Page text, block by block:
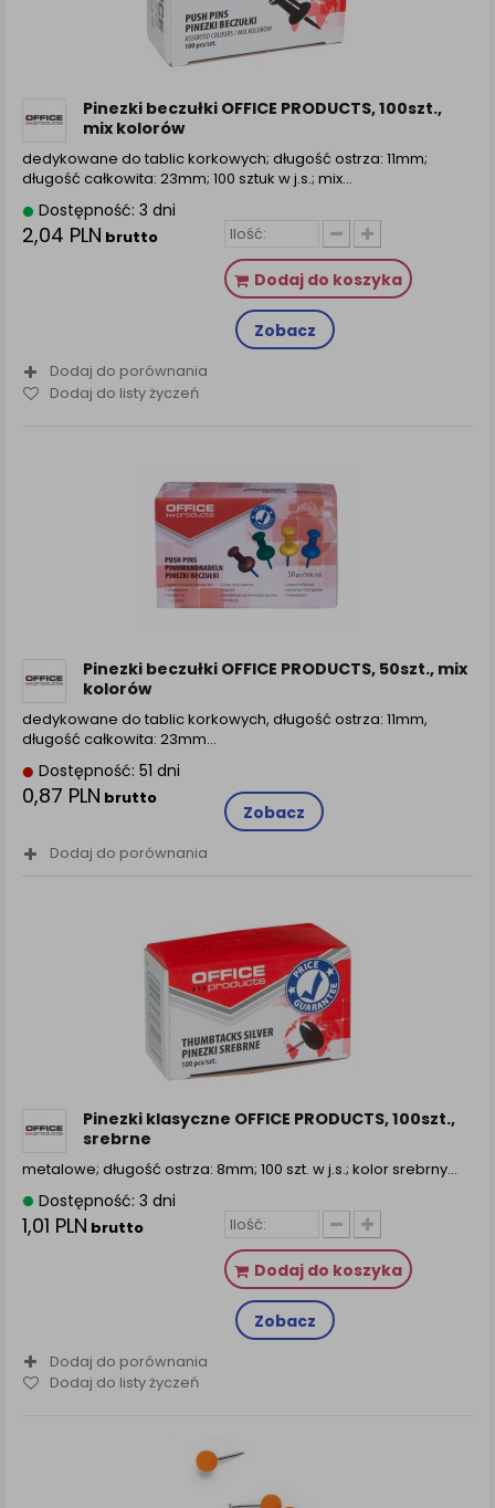
Pinezki beczułki OFFICE PRODUCTS, 100szt.,
mix kolorów
dedykowane do tablic korkowych; długość ostrza: 11mm;
długość całkowita: 23mm; 100 sztuk w j.s.; mix...
Dostępność: 3 dni
2,04 PLN brutto
Dodaj do koszyka
Zobacz
Dodaj do porównania
Dodaj do listy życzeń
Pinezki beczułki OFFICE PRODUCTS, 50szt., mix
kolorów
dedykowane do tablic korkowych, długość ostrza: 11mm,
długość całkowita: 23mm...
Dostępność: 51 dni
0,87 PLN brutto
Zobacz
Dodaj do porównania
Pinezki klasyczne OFFICE PRODUCTS, 100szt.,
srebrne
metalowe; długość ostrza: 8mm; 100 szt. w j.s.; kolor srebrny...
Dostępność: 3 dni
1,01 PLN brutto
Dodaj do koszyka
Zobacz
Dodaj do porównania
Dodaj do listy życzeń